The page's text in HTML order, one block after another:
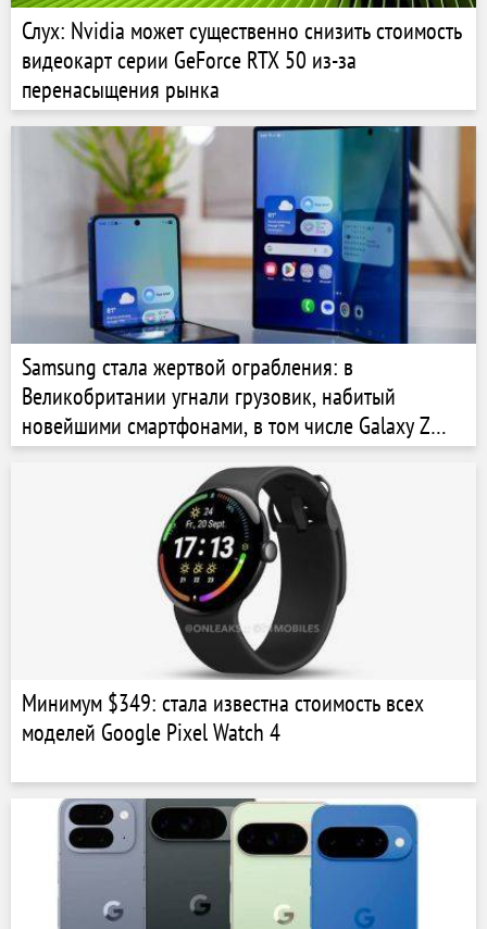
Слух: Nvidia может существенно снизить стоимость
видеокарт серии GeForce RTX 50 из-за
перенасыщения рынка
Samsung стала жертвой ограбления: в
Великобритании угнали грузовик, набитый
новейшими смартфонами, в том числе Galaxy Z
Fold7 и Z Flip7
Минимум $349: стала известна стоимость всех
моделей Google Pixel Watch 4